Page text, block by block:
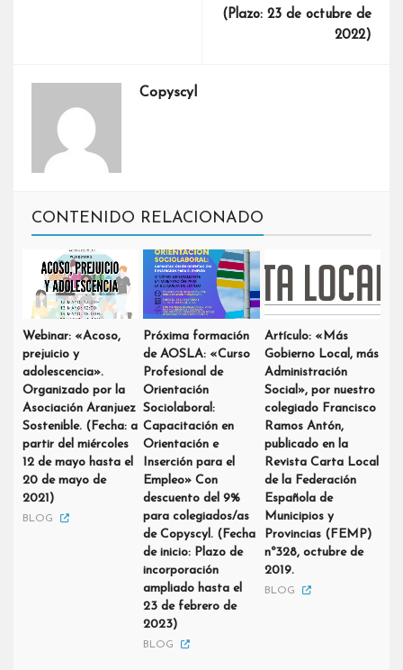
(Plazo: 23 de octubre de
2022)
Copyscyl
CONTENIDO RELACIONADO
Webinar: «Acoso,
prejuicio y
adolescencia».
Organizado por la
Asociación Aranjuez
Sostenible. (Fecha: a
partir del miércoles
12 de mayo hasta el
20 de mayo de
2021)
BLOG
Próxima formación
de AOSLA: «Curso
Profesional de
Orientación
Sociolaboral:
Capacitación en
Orientación e
Inserción para el
Empleo» Con
descuento del 9%
para colegiados/as
de Copyscyl. (Fecha
de inicio: Plazo de
incorporación
ampliado hasta el
23 de febrero de
2023)
BLOG
Artículo: «Más
Gobierno Local, más
Administración
Social», por nuestro
colegiado Francisco
Ramos Antón,
publicado en la
Revista Carta Local
de la Federación
Española de
Municipios y
Provincias (FEMP)
nº328, octubre de
2019.
BLOG